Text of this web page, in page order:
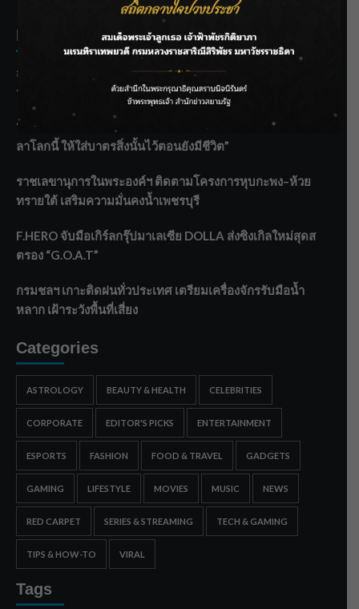
Recent Posts
กรมชลฯ รับฟังประชาชน ติดตามแก้ปัญหาโครงการประตู
ระบายน้ำศรีสองรักฯ
‘แมน การิน’ แชร์ความเชื่อชวนคิด! “อยากกินอะไรหลังจาก
ลาโลกนี้ ให้ใส่บาตรสิ่งนั้นไว้ตอนยังมีชีวิต”
ราชเลขานุการในพระองค์ฯ ติดตามโครงการหุบกะพง–ห้วย
ทรายใต้ เสริมความมั่นคงน้ำเพชรบุรี
F.HERO จับมือเกิร์ลกรุ๊ปมาเลเซีย DOLLA ส่งซิงเกิลใหม่สุดส
ตรอง “G.O.A.T”
กรมชลฯ เกาะติดฝนทั่วประเทศ เตรียมเครื่องจักรรับมือน้ำ
หลาก เฝ้าระวังพื้นที่เสี่ยง
Categories
ASTROLOGY BEAUTY & HEALTH CELEBRITIES
CORPORATE EDITOR'S PICKS ENTERTAINMENT
ESPORTS FASHION FOOD & TRAVEL GADGETS
GAMING LIFESTYLE MOVIES MUSIC NEWS
RED CARPET SERIES & STREAMING TECH & GAMING
TIPS & HOW-TO VIRAL
Tags